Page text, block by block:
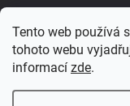
Tento web používá
tohoto webu
informací zde.
Obchodní podmínky
Informace k GDPR